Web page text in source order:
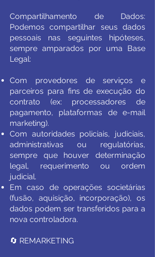
Compartilhamento de Dados:
Podemos compartilhar seus dados
pessoais nas seguintes hipóteses,
sempre amparados por uma Base
Legal:
Com provedores de serviços e
parceiros para fins de execução do
contrato (ex: processadores de
pagamento, plataformas de e-mail
marketing).
Com autoridades policiais, judiciais,
administrativas ou regulatórias,
sempre que houver determinação
legal, requerimento ou ordem
judicial.
Em caso de operações societárias
(fusão, aquisição, incorporação), os
dados podem ser transferidos para a
nova controladora.
🔄 REMARKETING